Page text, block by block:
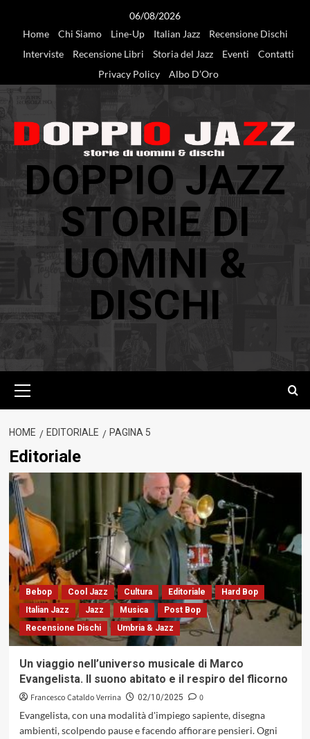
06/08/2026
Home
Chi Siamo Line-Up Italian Jazz
Recensione Dischi
Interviste
Recensione Libri Storia del Jazz Eventi
Contatti
Privacy Policy
Albo D’Oro
DOPPIO JAZZ
STORIE DI
UOMINI &
DISCHI
principale
HOME EDITORIALE PAGINA 5
Editoriale
Bebop Cool Jazz Cultura Editoriale
Hard Bop
Italian Jazz
Jazz Musica
Post Bop
Recensione Dischi
Umbria & Jazz
Un viaggio nell’universo musicale di Marco
Evangelista. Il suono abitato e il respiro del flicorno
Francesco Cataldo Verrina 02/10/2025
0
Evangelista, con una modalità d'impiego sapiente, disegna
ambienti, scolpendo pause e facendo affiorare pensieri. Ogni